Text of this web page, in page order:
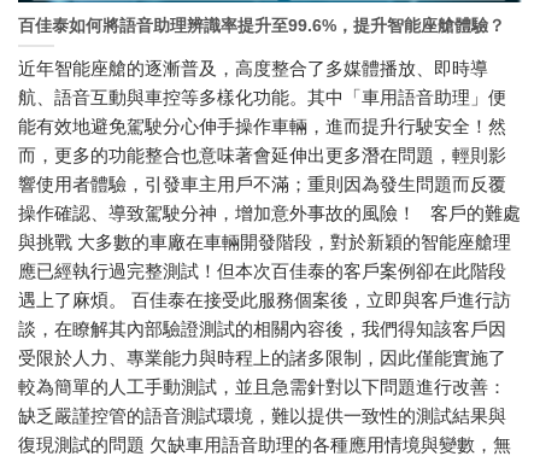
百佳泰如何將語音助理辨識率提升至99.6%，提升智能座艙體驗？
近年智能座艙的逐漸普及，高度整合了多媒體播放、即時導
航、語音互動與車控等多樣化功能。其中「車用語音助理」便
能有效地避免駕駛分心伸手操作車輛，進而提升行駛安全！然
而，更多的功能整合也意味著會延伸出更多潛在問題，輕則影
響使用者體驗，引發車主用戶不滿；重則因為發生問題而反覆
操作確認、導致駕駛分神，增加意外事故的風險！ 客戶的難處
與挑戰 大多數的車廠在車輛開發階段，對於新穎的智能座艙理
應已經執行過完整測試！但本次百佳泰的客戶案例卻在此階段
遇上了麻煩。 百佳泰在接受此服務個案後，立即與客戶進行訪
談，在瞭解其內部驗證測試的相關內容後，我們得知該客戶因
受限於人力、專業能力與時程上的諸多限制，因此僅能實施了
較為簡單的人工手動測試，並且急需針對以下問題進行改善：
缺乏嚴謹控管的語音測試環境，難以提供一致性的測試結果與
復現測試的問題 欠缺車用語音助理的各種應用情境與變數，無